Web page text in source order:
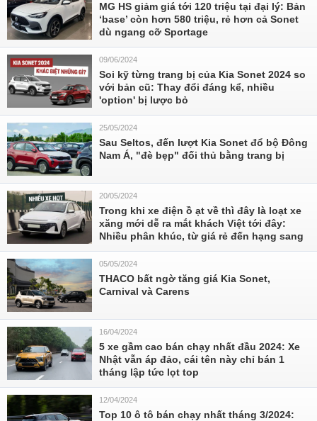
MG HS giảm giá tới 120 triệu tại đại lý: Bản
‘base’ còn hơn 580 triệu, rẻ hơn cả Sonet
dù ngang cỡ Sportage
09/06/2024
Soi kỹ từng trang bị của Kia Sonet 2024 so
với bản cũ: Thay đổi đáng kể, nhiều
'option' bị lược bỏ
25/05/2024
Sau Seltos, đến lượt Kia Sonet đổ bộ Đông
Nam Á, "đè bẹp" đối thủ bằng trang bị
20/05/2024
Trong khi xe điện ồ ạt về thì đây là loạt xe
xăng mới dễ ra mắt khách Việt tới đây:
Nhiều phân khúc, từ giá rẻ đến hạng sang
05/05/2024
THACO bất ngờ tăng giá Kia Sonet,
Carnival và Carens
16/04/2024
5 xe gầm cao bán chạy nhất đầu 2024: Xe
Nhật vẫn áp đảo, cái tên này chỉ bán 1
tháng lập tức lọt top
12/04/2024
Top 10 ô tô bán chạy nhất tháng 3/2024: